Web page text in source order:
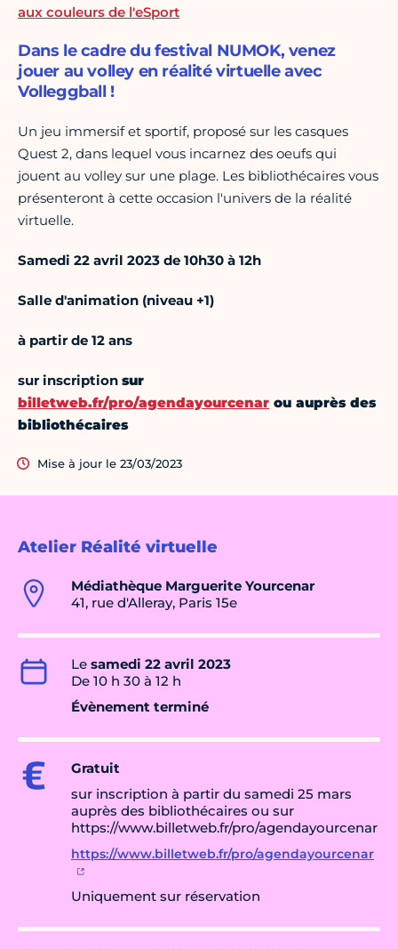
Atelier Réalité virtuelle
Médiathèque Marguerite Yourcenar
41, rue d'Alleray, Paris 15e
Le samedi 22 avril 2023
De 10 h 30 à 12 h
Évènement terminé
Gratuit
sur inscription à partir du samedi 25 mars
auprès des bibliothécaires ou sur
https://www.billetweb.fr/pro/agendayourcenar
https://www.billetweb.fr/pro/agendayourcenar
Uniquement sur réservation
aux couleurs de l'eSport
Dans le cadre du festival NUMOK, venez
jouer au volley en réalité virtuelle avec
Volleggball !
Un jeu immersif et sportif, proposé sur les casques
Quest 2, dans lequel vous incarnez des oeufs qui
jouent au volley sur une plage. Les bibliothécaires vous
présenteront à cette occasion l'univers de la réalité
virtuelle.
Samedi 22 avril 2023 de 10h30 à 12h
Salle d'animation (niveau +1)
à partir de 12 ans
sur inscription sur
billetweb.fr/pro/agendayourcenar ou auprès des
bibliothécaires
Mise à jour le 23/03/2023